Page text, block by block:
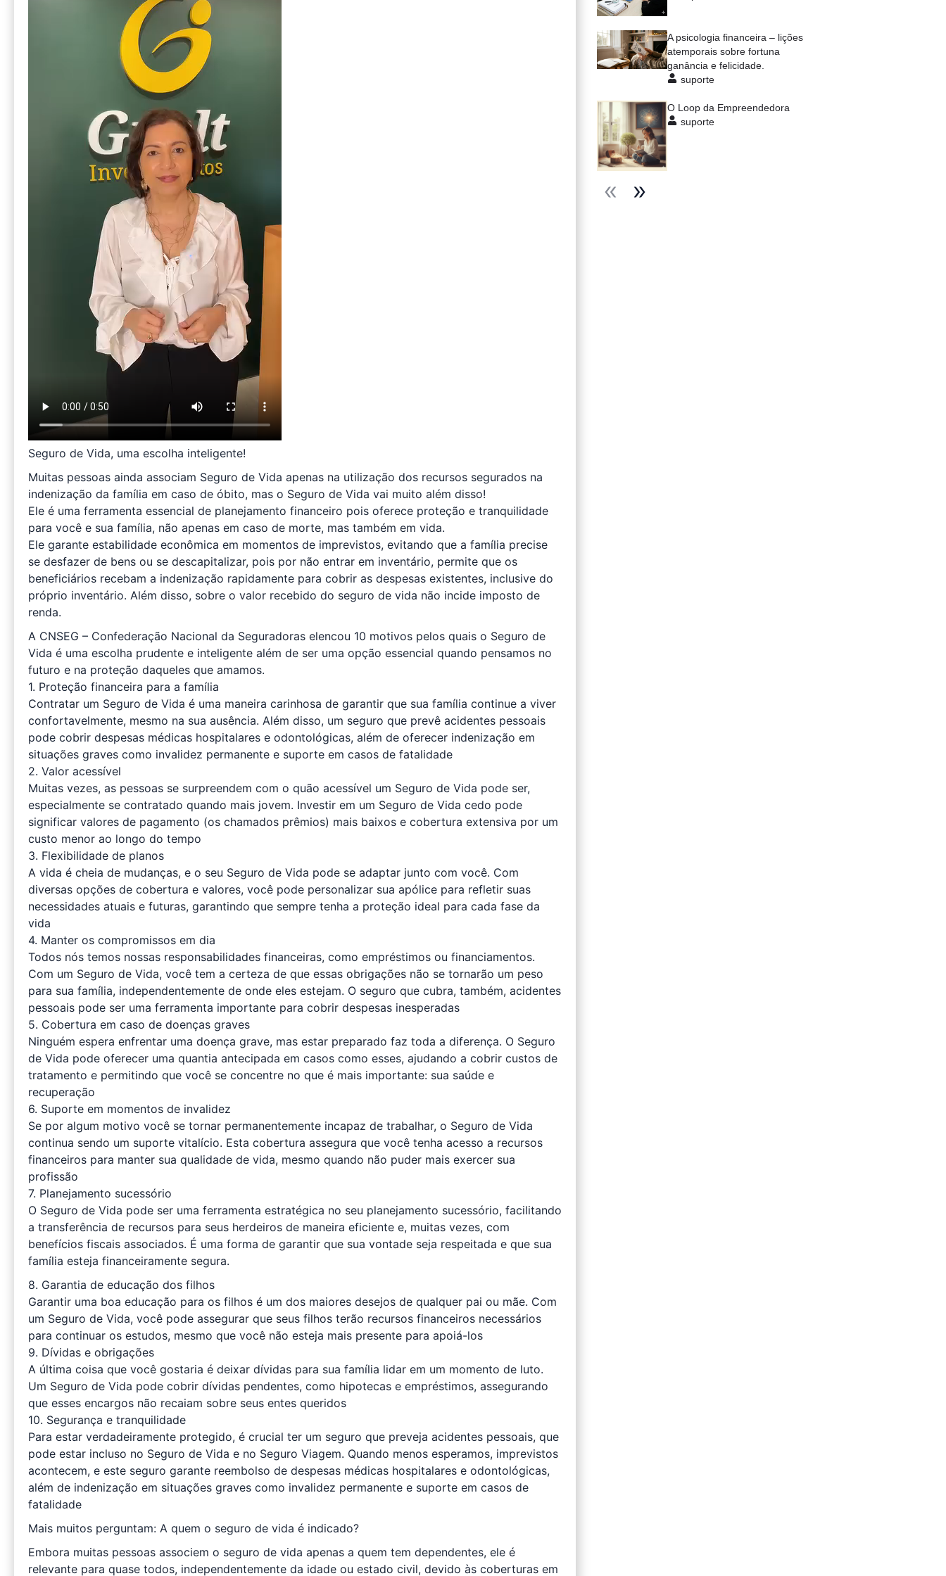
Seguro de Vida, uma escolha inteligente!
Muitas pessoas ainda associam Seguro de Vida apenas na utilização dos recursos segurados na
indenização da família em caso de óbito, mas o Seguro de Vida vai muito além disso!
Ele é uma ferramenta essencial de planejamento financeiro pois oferece proteção e tranquilidade
para você e sua família, não apenas em caso de morte, mas também em vida.
Ele garante estabilidade econômica em momentos de imprevistos, evitando que a família precise
se desfazer de bens ou se descapitalizar, pois por não entrar em inventário, permite que os
beneficiários recebam a indenização rapidamente para cobrir as despesas existentes, inclusive do
próprio inventário. Além disso, sobre o valor recebido do seguro de vida não incide imposto de
renda.
A CNSEG – Confederação Nacional da Seguradoras elencou 10 motivos pelos quais o Seguro de
Vida é uma escolha prudente e inteligente além de ser uma opção essencial quando pensamos no
futuro e na proteção daqueles que amamos.
1. Proteção financeira para a família
Contratar um Seguro de Vida é uma maneira carinhosa de garantir que sua família continue a viver
confortavelmente, mesmo na sua ausência. Além disso, um seguro que prevê acidentes pessoais
pode cobrir despesas médicas hospitalares e odontológicas, além de oferecer indenização em
situações graves como invalidez permanente e suporte em casos de fatalidade
2. Valor acessível
Muitas vezes, as pessoas se surpreendem com o quão acessível um Seguro de Vida pode ser,
especialmente se contratado quando mais jovem. Investir em um Seguro de Vida cedo pode
significar valores de pagamento (os chamados prêmios) mais baixos e cobertura extensiva por um
custo menor ao longo do tempo
3. Flexibilidade de planos
A vida é cheia de mudanças, e o seu Seguro de Vida pode se adaptar junto com você. Com
diversas opções de cobertura e valores, você pode personalizar sua apólice para refletir suas
necessidades atuais e futuras, garantindo que sempre tenha a proteção ideal para cada fase da
vida
4. Manter os compromissos em dia
Todos nós temos nossas responsabilidades financeiras, como empréstimos ou financiamentos.
Com um Seguro de Vida, você tem a certeza de que essas obrigações não se tornarão um peso
para sua família, independentemente de onde eles estejam. O seguro que cubra, também, acidentes
pessoais pode ser uma ferramenta importante para cobrir despesas inesperadas
5. Cobertura em caso de doenças graves
Ninguém espera enfrentar uma doença grave, mas estar preparado faz toda a diferença. O Seguro
de Vida pode oferecer uma quantia antecipada em casos como esses, ajudando a cobrir custos de
tratamento e permitindo que você se concentre no que é mais importante: sua saúde e
recuperação
6. Suporte em momentos de invalidez
Se por algum motivo você se tornar permanentemente incapaz de trabalhar, o Seguro de Vida
continua sendo um suporte vitalício. Esta cobertura assegura que você tenha acesso a recursos
financeiros para manter sua qualidade de vida, mesmo quando não puder mais exercer sua
profissão
7. Planejamento sucessório
O Seguro de Vida pode ser uma ferramenta estratégica no seu planejamento sucessório, facilitando
a transferência de recursos para seus herdeiros de maneira eficiente e, muitas vezes, com
benefícios fiscais associados. É uma forma de garantir que sua vontade seja respeitada e que sua
família esteja financeiramente segura.
8. Garantia de educação dos filhos
Garantir uma boa educação para os filhos é um dos maiores desejos de qualquer pai ou mãe. Com
um Seguro de Vida, você pode assegurar que seus filhos terão recursos financeiros necessários
para continuar os estudos, mesmo que você não esteja mais presente para apoiá-los
9. Dívidas e obrigações
A última coisa que você gostaria é deixar dívidas para sua família lidar em um momento de luto.
Um Seguro de Vida pode cobrir dívidas pendentes, como hipotecas e empréstimos, assegurando
que esses encargos não recaiam sobre seus entes queridos
10. Segurança e tranquilidade
Para estar verdadeiramente protegido, é crucial ter um seguro que preveja acidentes pessoais, que
pode estar incluso no Seguro de Vida e no Seguro Viagem. Quando menos esperamos, imprevistos
acontecem, e este seguro garante reembolso de despesas médicas hospitalares e odontológicas,
além de indenização em situações graves como invalidez permanente e suporte em casos de
fatalidade
Mais muitos perguntam: A quem o seguro de vida é indicado?
Embora muitas pessoas associem o seguro de vida apenas a quem tem dependentes, ele é
relevante para quase todos, independentemente da idade ou estado civil, devido às coberturas em
A psicologia financeira – lições
atemporais sobre fortuna
ganância e felicidade.
suporte
O Loop da Empreendedora
suporte